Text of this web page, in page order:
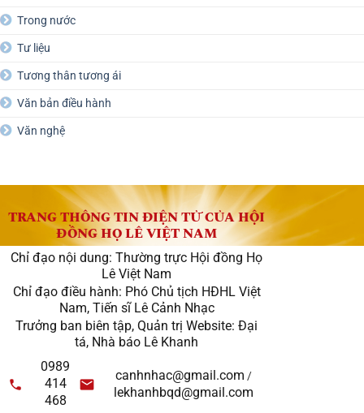
Trong nước
Tư liệu
Tương thân tương ái
Văn bản điều hành
Văn nghệ
TRANG THÔNG TIN ĐIỆN TỬ CỦA HỘI
ĐỒNG HỌ LÊ VIỆT NAM
Chỉ đạo nội dung: Thường trực Hội đồng Họ
Lê Việt Nam
Chỉ đạo điều hành: Phó Chủ tịch HĐHL Việt
Nam, Tiến sĩ Lê Cảnh Nhạc
Trưởng ban biên tập, Quản trị Website: Đại
tá, Nhà báo Lê Khanh
0989
414
468
canhnhac@gmail.com /
lekhanhbqd@gmail.com